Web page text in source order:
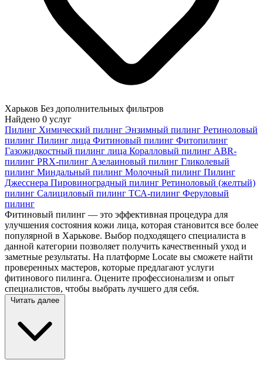
Харьков Без дополнительных фильтров
Найдено 0 услуг
Пилинг Химический пилинг Энзимный пилинг Ретиноловый
пилинг Пилинг лица Фитиновый пилинг Фитопилинг
Газожидкостный пилинг лица Коралловый пилинг ABR-
пилинг PRX-пилинг Азелаиновый пилинг Гликолевый
пилинг Миндальный пилинг Молочный пилинг Пилинг
Джесснера Пировиноградный пилинг Ретиноловый (желтый)
пилинг Салициловый пилинг ТСА-пилинг Феруловый
пилинг
Фитиновый пилинг — это эффективная процедура для
улучшения состояния кожи лица, которая становится все более
популярной в Харькове. Выбор подходящего специалиста в
данной категории позволяет получить качественный уход и
заметные результаты. На платформе Locate вы сможете найти
проверенных мастеров, которые предлагают услуги
фитинового пилинга. Оцените профессионализм и опыт
специалистов, чтобы выбрать лучшего для себя.
Читать далее